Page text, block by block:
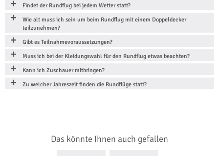
Findet der Rundflug bei jedem Wetter statt?
Wie alt muss ich sein um beim Rundflug mit einem Doppeldecker
teilzunehmen?
Gibt es Teilnahmevoraussetzungen?
Muss ich bei der Kleidungswahl für den Rundflug etwas beachten?
Kann ich Zuschauer mitbringen?
Zu welcher Jahreszeit finden die Rundflüge statt?
Das könnte Ihnen auch gefallen